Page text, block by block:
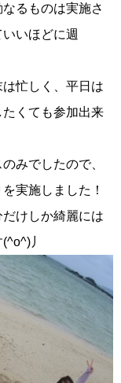
るものは実施さ
いほどに週
忙しく、平日は
くても参加出来
みでしたので、
実施しました！
けしか綺麗には
丿